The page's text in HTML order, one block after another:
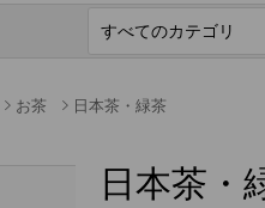
お茶 日本茶・緑茶
日本茶・